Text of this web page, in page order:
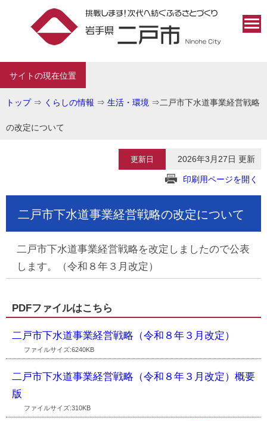
サイトの現在位置
トップ⇒ くらしの情報 ⇒ 生活・環境 ⇒二戸市下水道事業経営戦略
の改定について
更新日 2026年3月27日 更新
印刷用ページを開く
二戸市下水道事業経営戦略の改定について
二戸市下水道事業経営戦略を改定しましたので公表
します。（令和８年３月改定）
PDFファイルはこちら
二戸市下水道事業経営戦略（令和８年３月改定）
ファイルサイズ:6240KB
二戸市下水道事業経営戦略（令和８年３月改定）概要
版
ファイルサイズ:310KB